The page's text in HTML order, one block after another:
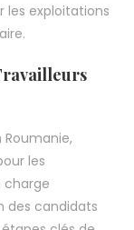
les exploitations
les
charge
des candidats